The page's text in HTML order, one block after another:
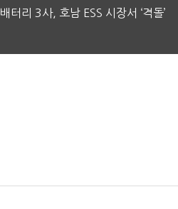
배터리 3사, 호남 ESS 시장서 ‘격돌’